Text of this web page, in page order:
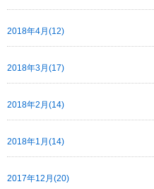
2018年4月(12)
2018年3月(17)
2018年2月(14)
2018年1月(14)
2017年12月(20)